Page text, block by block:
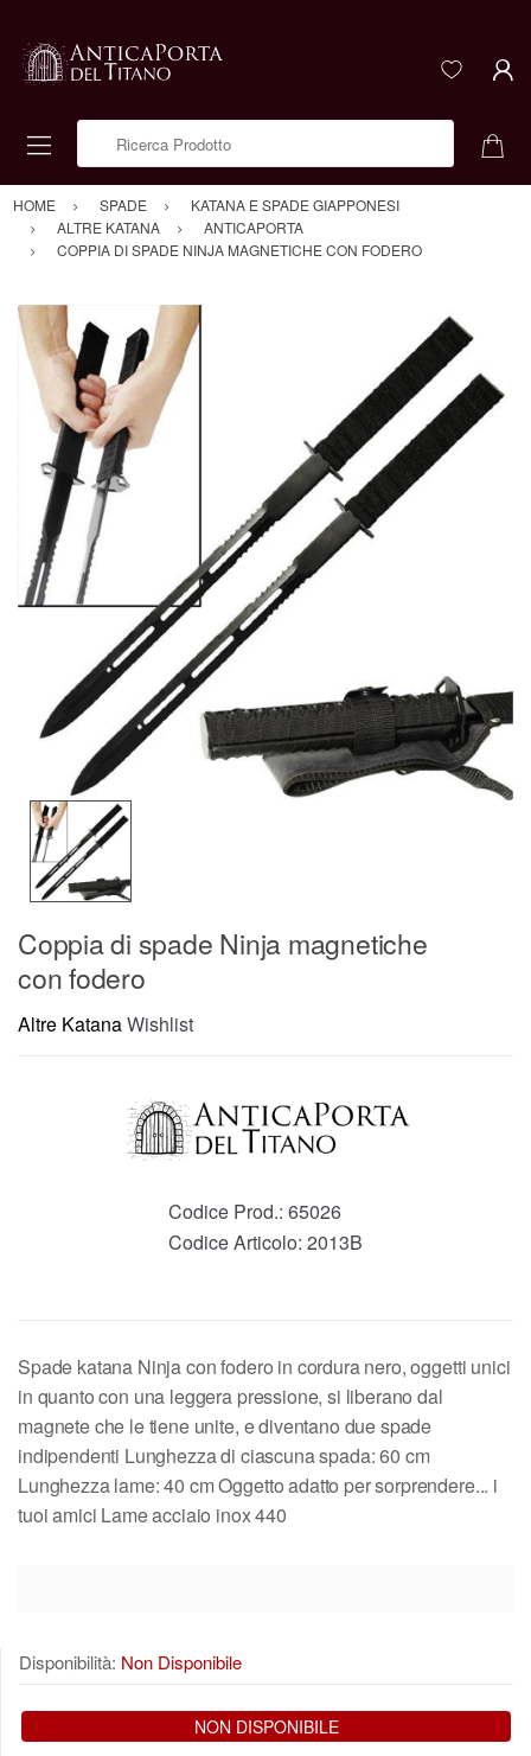
HOME SPADE
KATANA E SPADE GIAPPONESI
ALTRE KATANA
ANTICAPORTA
COPPIA DI SPADE NINJA MAGNETICHE CON FODERO
Coppia di spade Ninja magnetiche
con fodero
Altre KatanaWishlist
Codice Prod.: 65026
Codice Articolo: 2013B
Spade katana Ninja con fodero in cordura nero, oggetti unici
in quanto con una leggera pressione, si liberano dal
magnete che le tiene unite, e diventano due spade
indipendenti Lunghezza di ciascuna spada: 60 cm
Lunghezza lame: 40 cm Oggetto adatto per sorprendere... i
tuoi amici Lame acciaio inox 440
Disponibilità: Non Disponibile
NON DISPONIBILE